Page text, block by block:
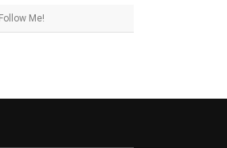
Follow Me!